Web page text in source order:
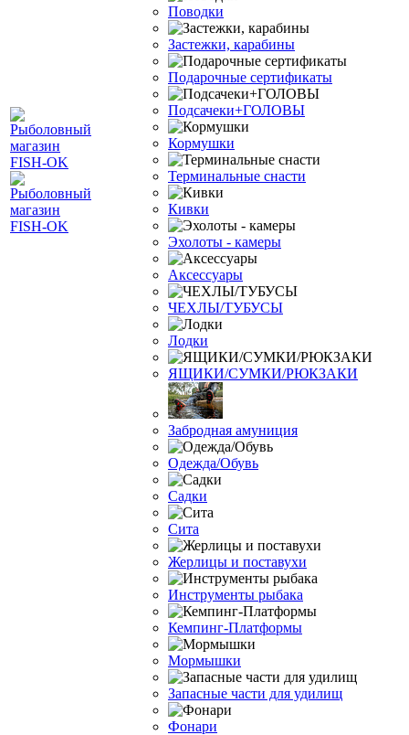
Поводки
Застежки, карабины
Подарочные сертификаты
Подсачеки+ГОЛОВЫ
Кормушки
Терминальные снасти
Кивки
Эхолоты - камеры
Аксессуары
ЧЕХЛЫ/ТУБУСЫ
Лодки
ЯЩИКИ/СУМКИ/РЮКЗАКИ
Забродная амуниция
Одежда/Обувь
Садки
Сита
Жерлицы и поставухи
Инструменты рыбака
Кемпинг-Платформы
Мормышки
Запасные части для удилищ
Фонари